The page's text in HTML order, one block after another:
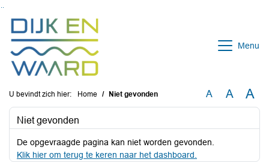
Menu
U bevindt zich hier: Home Niet gevonden A A A
Niet gevonden
De opgevraagde pagina kan niet worden gevonden.
Klik hier om terug te keren naar het dashboard.